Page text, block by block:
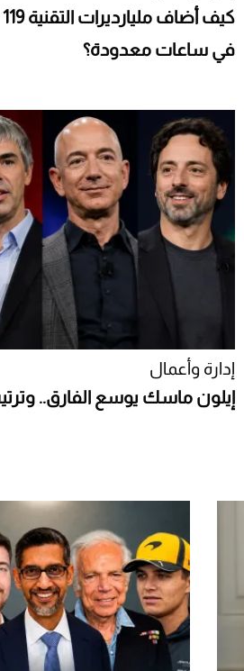
في ساعات معدودة؟
إدارة وأعمال
إيلون ماسك يوسع الفارق..